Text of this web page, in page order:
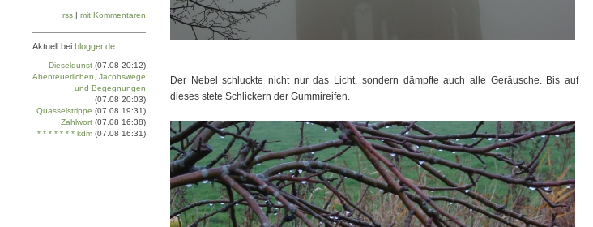
Der Nebel schluckte nicht nur das Licht, sondern dämpfte auch alle Geräusche. Bis auf
dieses stete Schlickern der Gummireifen.
rss | mit Kommentaren
Aktuell bei blogger.de
Dieseldunst (07.08 20:12)
Abenteuerlichen, Jacobswege
und Begegnungen
(07.08 20:03)
Quasselstrippe (07.08 19:31)
Zahlwort (07.08 16:38)
* * * * * * * kdm (07.08 16:31)